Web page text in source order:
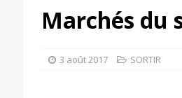
Marchés du
3 août 2017 SORTIR